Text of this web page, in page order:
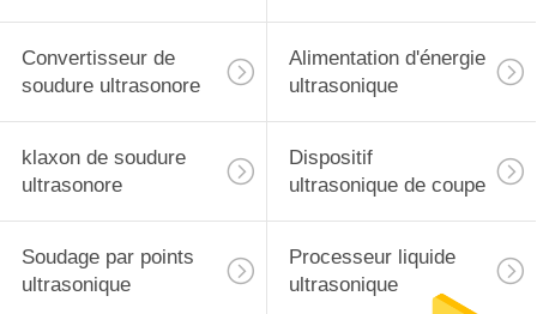
Convertisseur de
soudure ultrasonore
Alimentation d'énergie
ultrasonique
klaxon de soudure
ultrasonore
Dispositif
ultrasonique de coupe
Soudage par points
ultrasonique
Processeur liquide
ultrasonique